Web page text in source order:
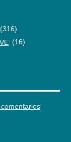
(316)
(16)